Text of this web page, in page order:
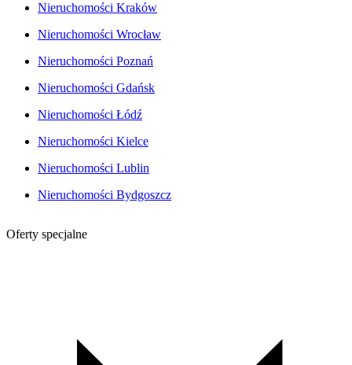
Nieruchomości Kraków
Nieruchomości Wrocław
Nieruchomości Poznań
Nieruchomości Gdańsk
Nieruchomości Łódź
Nieruchomości Kielce
Nieruchomości Lublin
Nieruchomości Bydgoszcz
Oferty specjalne